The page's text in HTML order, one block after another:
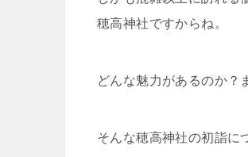
穂高神社ですからね。
どんな魅力があるのか？
そんな穂高神社の初詣に